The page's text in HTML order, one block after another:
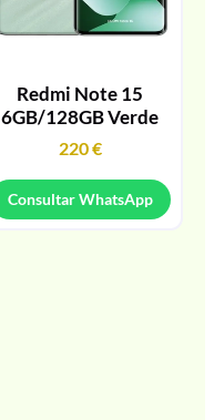
Redmi Note 15
6GB/128GB Verde
220€
Consultar WhatsApp